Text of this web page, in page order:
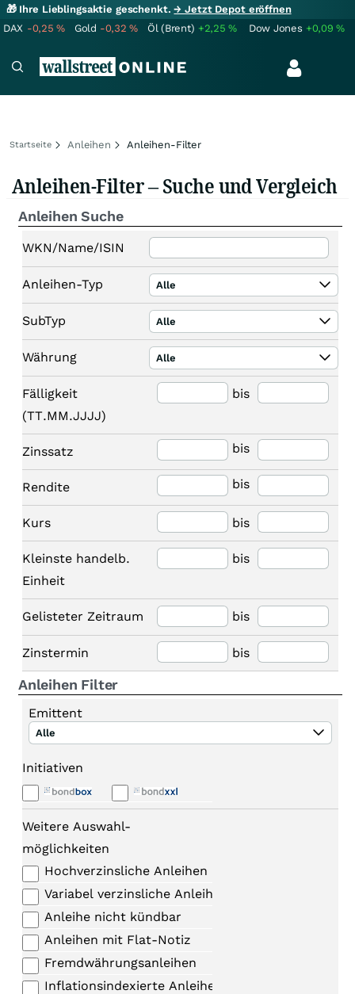
🎁 Ihre Lieblingsaktie geschenkt.→ Jetzt Depot eröffnen
DAX -0,25% Gold -0,32% Öl (Brent) +2,25% Dow Jones +0,09%
Startseite Anleihen Anleihen-Filter
Anleihen-Filter – Suche und Vergleich
Anleihen Suche
WKN/Name/ISIN
Anleihen-Typ Alle
SubTyp Alle
Währung Alle
Fälligkeit
(TT.MM.JJJJ)
bis
Zinssatz bis
Rendite bis
Kurs bis
Kleinste handelb.
Einheit
bis
Gelisteter Zeitraum bis
Zinstermin bis
Anleihen Filter
Emittent
Alle
Initiativen
Weitere Auswahl-
möglichkeiten
Hochverzinsliche Anleihen
Variabel verzinsliche Anleihen
Anleihe nicht kündbar
Anleihen mit Flat-Notiz
Fremdwährungsanleihen
Inflationsindexierte Anleihen